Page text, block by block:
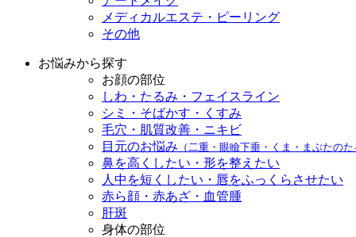
メディカルエステ・ピーリング
その他
お悩みから探す
お顔の部位
しわ・たるみ・フェイスライン
シミ・そばかす・くすみ
毛穴・肌質改善・ニキビ
目元のお悩み （二重・眼瞼下垂・くま・まぶたのた
鼻を高くしたい・形を整えたい
人中を短くしたい・唇をふっくらさせたい
赤ら顔・赤あざ・血管腫
肝斑
身体の部位